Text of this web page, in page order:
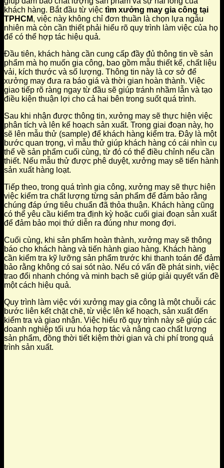
khách hàng. Bắt đầu từ việc tìm xưởng may gia công tại
TPHCM, việc này không chỉ đơn thuần là chọn lựa ngẫu
nhiên mà còn cần thiết phải hiểu rõ quy trình làm việc của họ
để có thể hợp tác hiệu quả.
Đầu tiên, khách hàng cần cung cấp đầy đủ thông tin về sản
phẩm mà họ muốn gia công, bao gồm mẫu thiết kế, chất liệu
vải, kích thước và số lượng. Thông tin này là cơ sở để
xưởng may đưa ra báo giá và thời gian hoàn thành. Việc
giao tiếp rõ ràng ngay từ đầu sẽ giúp tránh nhầm lẫn và tạo
điều kiện thuận lợi cho cả hai bên trong suốt quá trình.
Sau khi nhận được thông tin, xưởng may sẽ thực hiện việc
phân tích và lên kế hoạch sản xuất. Trong giai đoạn này, họ
sẽ lên mẫu thử (sample) để khách hàng kiểm tra. Đây là một
bước quan trọng, vì mẫu thử giúp khách hàng có cái nhìn cụ
thể về sản phẩm cuối cùng, từ đó có thể điều chỉnh nếu cần
thiết. Nếu mẫu thử được phê duyệt, xưởng may sẽ tiến hành
sản xuất hàng loạt.
Tiếp theo, trong quá trình gia công, xưởng may sẽ thực hiện
việc kiểm tra chất lượng từng sản phẩm để đảm bảo rằng
chúng đáp ứng tiêu chuẩn đã thỏa thuận. Khách hàng cũng
có thể yêu cầu kiểm tra định kỳ hoặc cuối giai đoạn sản xuất
để đảm bảo mọi thứ diễn ra đúng như mong đợi.
Cuối cùng, khi sản phẩm hoàn thành, xưởng may sẽ thông
báo cho khách hàng và tiến hành giao hàng. Khách hàng
cần kiểm tra kỹ lưỡng sản phẩm trước khi thanh toán để đảm
bảo rằng không có sai sót nào. Nếu có vấn đề phát sinh, việc
trao đổi nhanh chóng và minh bạch sẽ giúp giải quyết vấn đề
một cách hiệu quả.
Quy trình làm việc với xưởng may gia công là một chuỗi các
bước liên kết chặt chẽ, từ việc lên kế hoạch, sản xuất đến
kiểm tra và giao nhận. Việc hiểu rõ quy trình này sẽ giúp các
doanh nghiệp tối ưu hóa hợp tác và nâng cao chất lượng
sản phẩm, đồng thời tiết kiệm thời gian và chi phí trong quá
trình sản xuất.